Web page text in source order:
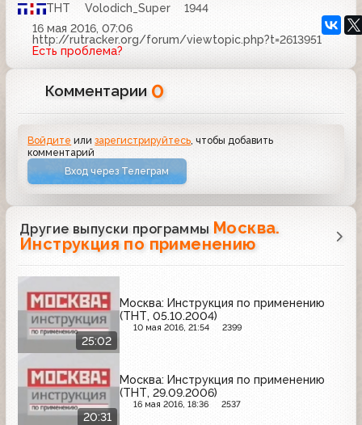
ТНТ Volodich_Super
1944
16 мая 2016, 07:06
http://rutracker.org/forum/viewtopic.php?t=2613951
Есть проблема?
Комментарии 0
Войдите илизарегистрируйтесь , чтобы добавить
комментарий
Вход через Телеграм
Другие выпуски программы Москва.
Инструкция по применению
25:02
Москва: Инструкция по применению
(ТНТ, 05.10.2004)
10 мая 2016, 21:54 2399
20:31
Москва: Инструкция по применению
(ТНТ, 29.09.2006)
16 мая 2016, 18:36 2537